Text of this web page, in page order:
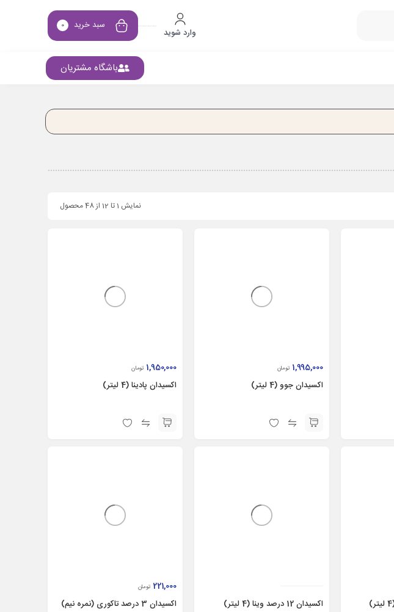
وارد شوید
سبد خرید 0
باشگاه مشتریان
نمایش 1 تا 12 از 48 محصول
1,995,000 تومان
اكسيدان جوو (4 ليتر)
1,950,000 تومان
اکسيدان پادینا (4 ليتر)
اکسیدان 12 درصد وینا (4 لیتر)
221,000 تومان
اکسیدان 3 درصد تاکوری (نمره نیم)